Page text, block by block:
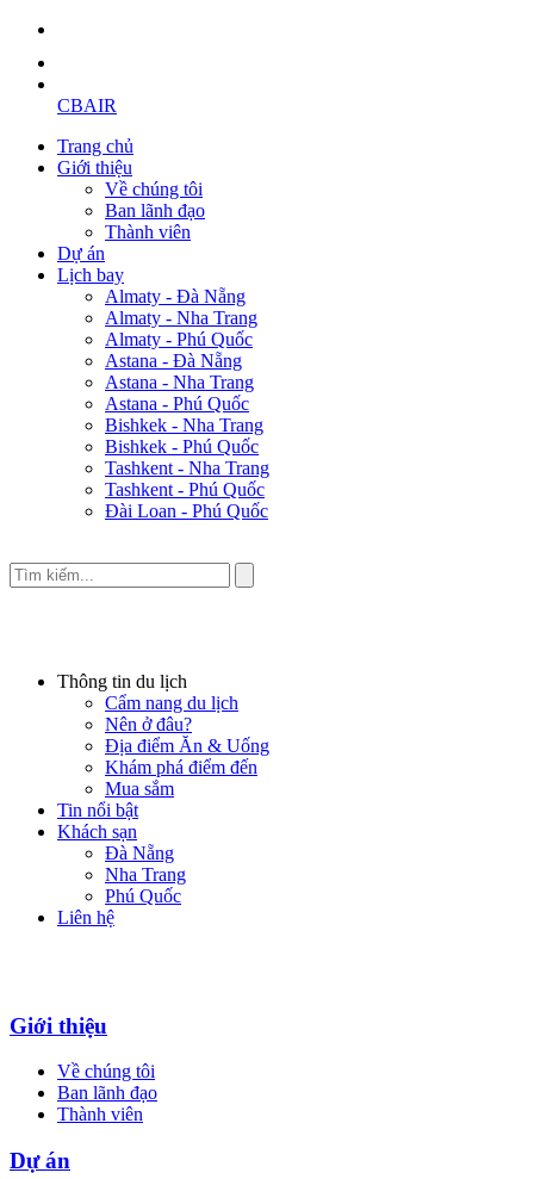
CBAIR
Trang chủ
Giới thiệu
Về chúng tôi
Ban lãnh đạo
Thành viên
Dự án
Lịch bay
Almaty - Đà Nẵng
Almaty - Nha Trang
Almaty - Phú Quốc
Astana - Đà Nẵng
Astana - Nha Trang
Astana - Phú Quốc
Bishkek - Nha Trang
Bishkek - Phú Quốc
Tashkent - Nha Trang
Tashkent - Phú Quốc
Đài Loan - Phú Quốc
Thông tin du lịch
Cẩm nang du lịch
Nên ở đâu?
Địa điểm Ăn & Uống
Khám phá điểm đến
Mua sắm
Tin nổi bật
Khách sạn
Đà Nẵng
Nha Trang
Phú Quốc
Liên hệ
Giới thiệu
Về chúng tôi
Ban lãnh đạo
Thành viên
Dự án